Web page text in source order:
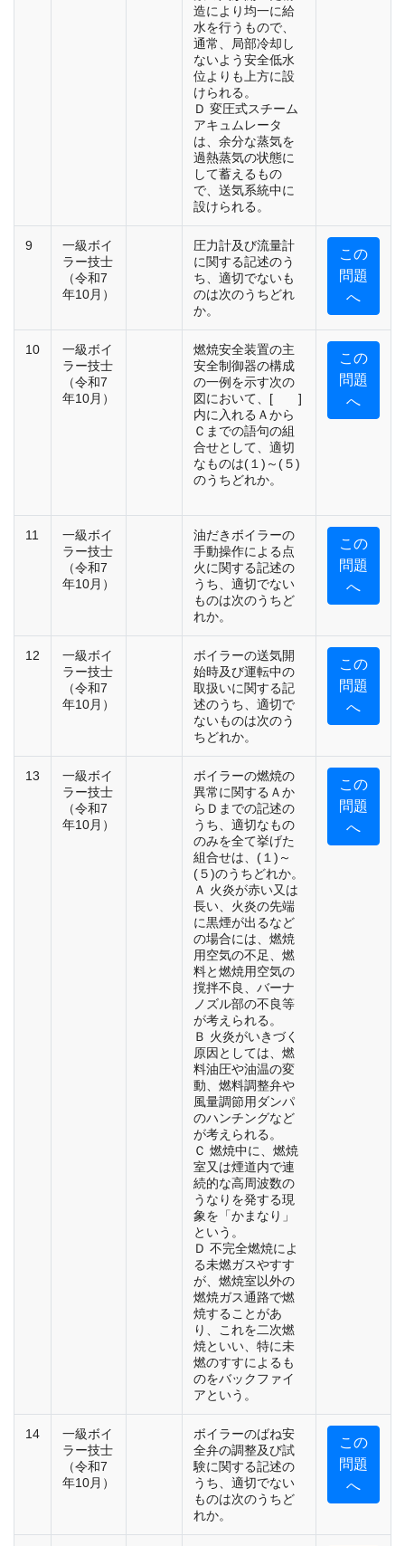
造により均一に給
水を行うもので、
通常、局部冷却し
ないよう安全低水
位よりも上方に設
けられる。
Ｄ 変圧式スチーム
アキュムレータ
は、余分な蒸気を
過熱蒸気の状態に
して蓄えるもの
で、送気系統中に
設けられる。
9
一級ボイ
ラー技士
（令和7
年10月）
圧力計及び流量計
に関する記述のう
ち、適切でないも
のは次のうちどれ
か。
この
問題
へ
10
一級ボイ
ラー技士
（令和7
年10月）
燃焼安全装置の主
安全制御器の構成
の一例を示す次の
図において、[ ]
内に入れるＡから
Ｃまでの語句の組
合せとして、適切
なものは(１)～(５)
のうちどれか。
この
問題
へ
11
一級ボイ
ラー技士
（令和7
年10月）
油だきボイラーの
手動操作による点
火に関する記述の
うち、適切でない
ものは次のうちど
れか。
この
問題
へ
12
一級ボイ
ラー技士
（令和7
年10月）
ボイラーの送気開
始時及び運転中の
取扱いに関する記
述のうち、適切で
ないものは次のう
ちどれか。
この
問題
へ
13
一級ボイ
ラー技士
（令和7
年10月）
ボイラーの燃焼の
異常に関するＡか
らＤまでの記述の
うち、適切なもの
のみを全て挙げた
組合せは、(１)～
(５)のうちどれか。
Ａ 火炎が赤い又は
長い、火炎の先端
に黒煙が出るなど
の場合には、燃焼
用空気の不足、燃
料と燃焼用空気の
撹拌不良、バーナ
ノズル部の不良等
が考えられる。
Ｂ 火炎がいきづく
原因としては、燃
料油圧や油温の変
動、燃料調整弁や
風量調節用ダンパ
のハンチングなど
が考えられる。
Ｃ 燃焼中に、燃焼
室又は煙道内で連
続的な高周波数の
うなりを発する現
象を「かまなり」
という。
Ｄ 不完全燃焼によ
る未燃ガスやすす
が、燃焼室以外の
燃焼ガス通路で燃
焼することがあ
り、これを二次燃
焼といい、特に未
燃のすすによるも
のをバックファイ
アという。
この
問題
へ
14
一級ボイ
ラー技士
（令和7
年10月）
ボイラーのばね安
全弁の調整及び試
験に関する記述の
うち、適切でない
ものは次のうちど
れか。
この
問題
へ